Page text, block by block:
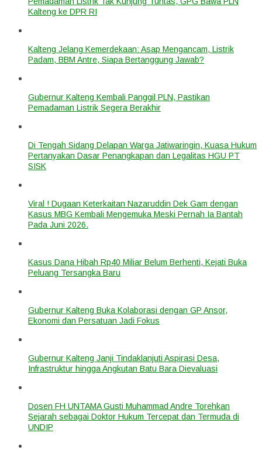
Kalteng ke DPR RI
Kalteng Jelang Kemerdekaan: Asap Mengancam, Listrik
Padam, BBM Antre, Siapa Bertanggung Jawab?
Gubernur Kalteng Kembali Panggil PLN, Pastikan
Pemadaman Listrik Segera Berakhir
Di Tengah Sidang Delapan Warga Jatiwaringin, Kuasa Hukum
Pertanyakan Dasar Penangkapan dan Legalitas HGU PT
SISK
Viral ! Dugaan Keterkaitan Nazaruddin Dek Gam dengan
Kasus MBG Kembali Mengemuka Meski Pernah Ia Bantah
Pada Juni 2026.
Kasus Dana Hibah Rp40 Miliar Belum Berhenti, Kejati Buka
Peluang Tersangka Baru
Gubernur Kalteng Buka Kolaborasi dengan GP Ansor,
Ekonomi dan Persatuan Jadi Fokus
Gubernur Kalteng Janji Tindaklanjuti Aspirasi Desa,
Infrastruktur hingga Angkutan Batu Bara Dievaluasi
Dosen FH UNTAMA Gusti Muhammad Andre Torehkan
Sejarah sebagai Doktor Hukum Tercepat dan Termuda di
UNDIP